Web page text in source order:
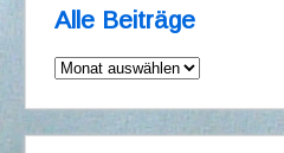
Alle Beiträge
Alle
Beiträge